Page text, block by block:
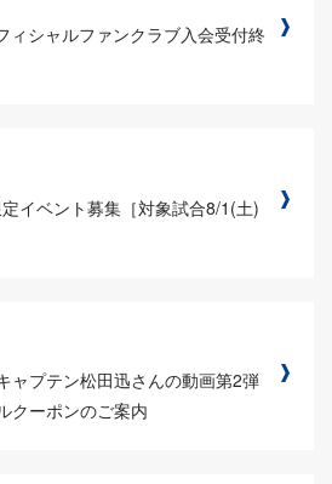
ィシャルファンクラブ入会受付終
イベント募集［対象試合8/1(土)
ャプテン松田迅さんの動画第2弾
クーポンのご案内